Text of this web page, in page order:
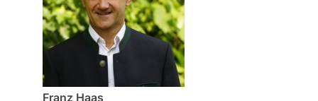
Franz Haas